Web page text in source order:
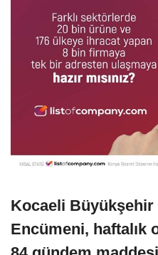
Kocaeli Büyükşehir
Encümeni, haftalık